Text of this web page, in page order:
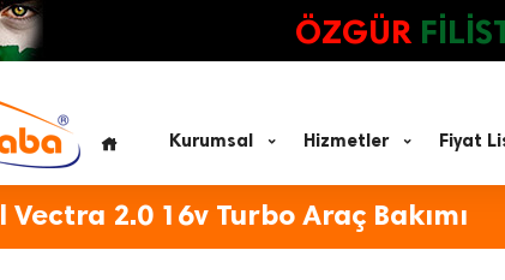
ÖZGÜR
Kurumsal Hizmetler Fiyat
Vectra 2.0 16v Turbo Araç Bakımı